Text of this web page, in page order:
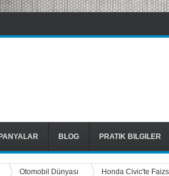
BLOG PRATIK BILGILER
Otomobil Dünyası Honda Civic'te